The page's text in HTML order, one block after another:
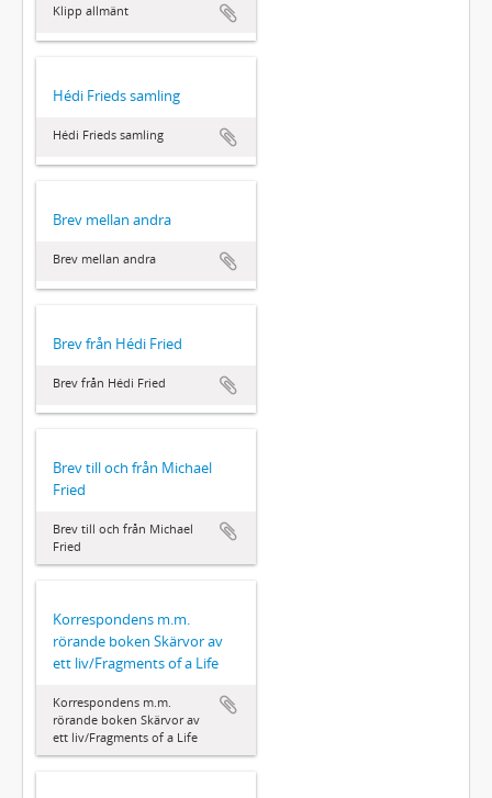
Klipp allmänt
Hédi Frieds samling
Hédi Frieds samling
Brev mellan andra
Brev mellan andra
Brev från Hédi Fried
Brev från Hédi Fried
Brev till och från Michael
Fried
Brev till och från Michael
Fried
Korrespondens m.m.
rörande boken Skärvor av
ett liv/Fragments of a Life
Korrespondens m.m.
rörande boken Skärvor av
ett liv/Fragments of a Life